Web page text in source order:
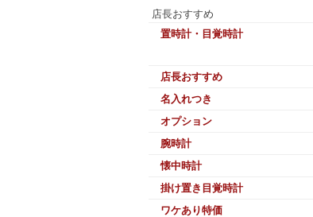
店長おすすめ
置時計・目覚時計
店長おすすめ
名入れつき
オプション
腕時計
懐中時計
掛け置き目覚時計
ワケあり特価